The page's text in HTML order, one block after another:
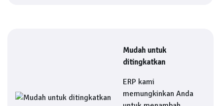
Mudah untuk
ditingkatkan
ERP kami
memungkinkan Anda